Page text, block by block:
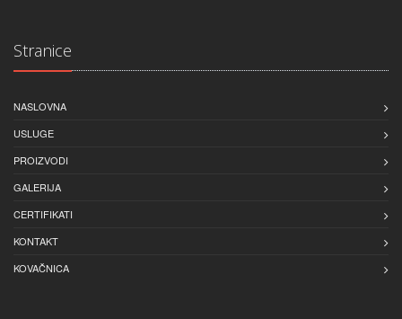
Stranice
NASLOVNA
USLUGE
PROIZVODI
GALERIJA
CERTIFIKATI
KONTAKT
KOVAČNICA